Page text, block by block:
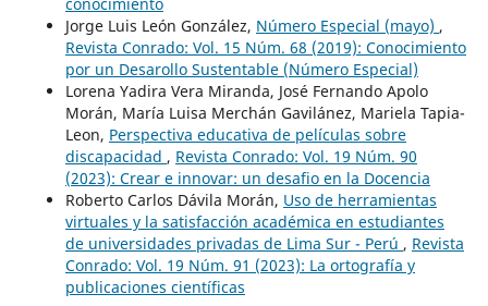
Jorge Luis León González, Número Especial (mayo) ,
Revista Conrado: Vol. 15 Núm. 68 (2019): Conocimiento
por un Desarollo Sustentable (Número Especial)
Lorena Yadira Vera Miranda, José Fernando Apolo
Morán, María Luisa Merchán Gavilánez, Mariela Tapia-
Leon, Perspectiva educativa de películas sobre
discapacidad , Revista Conrado: Vol. 19 Núm. 90
(2023): Crear e innovar: un desafio en la Docencia
Roberto Carlos Dávila Morán, Uso de herramientas
virtuales y la satisfacción académica en estudiantes
de universidades privadas de Lima Sur - Perú , Revista
Conrado: Vol. 19 Núm. 91 (2023): La ortografía y
publicaciones científicas